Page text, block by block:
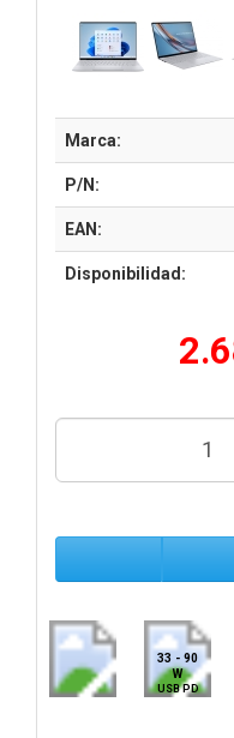
Marca:
P/N:
EAN:
Disponibilidad:
33 - 90
W
USB PD